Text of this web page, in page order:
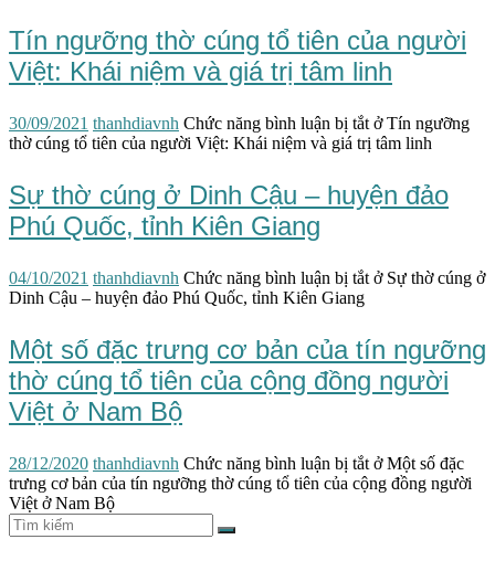
Tín ngưỡng thờ cúng tổ tiên của người
Việt: Khái niệm và giá trị tâm linh
30/09/2021 thanhdiavnh Chức năng bình luận bị tắt ở Tín ngưỡng
thờ cúng tổ tiên của người Việt: Khái niệm và giá trị tâm linh
Sự thờ cúng ở Dinh Cậu – huyện đảo
Phú Quốc, tỉnh Kiên Giang
04/10/2021 thanhdiavnh Chức năng bình luận bị tắt ở Sự thờ cúng ở
Dinh Cậu – huyện đảo Phú Quốc, tỉnh Kiên Giang
Một số đặc trưng cơ bản của tín ngưỡng
thờ cúng tổ tiên của cộng đồng người
Việt ở Nam Bộ
28/12/2020 thanhdiavnh Chức năng bình luận bị tắt ở Một số đặc
trưng cơ bản của tín ngưỡng thờ cúng tổ tiên của cộng đồng người
Việt ở Nam Bộ